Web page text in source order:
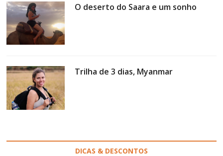
O deserto do Saara e um sonho
Trilha de 3 dias, Myanmar
DICAS & DESCONTOS